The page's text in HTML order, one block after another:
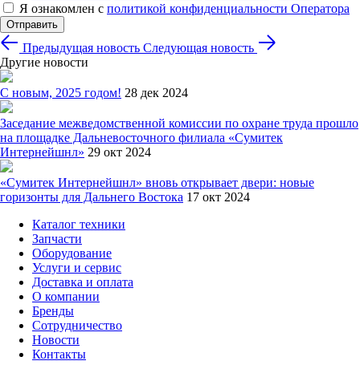
Я ознакомлен с политикой конфиденциальности Оператора
Отправить
Предыдущая новость Следующая новость
Другие новости
С новым, 2025 годом! 28 дек 2024
Заседание межведомственной комиссии по охране труда прошло
на площадке Дальневосточного филиала «Сумитек
Интернейшнл» 29 окт 2024
«Сумитек Интернейшнл» вновь открывает двери: новые
горизонты для Дальнего Востока 17 окт 2024
Каталог техники
Запчасти
Оборудование
Услуги и сервис
Доставка и оплата
О компании
Бренды
Сотрудничество
Новости
Контакты